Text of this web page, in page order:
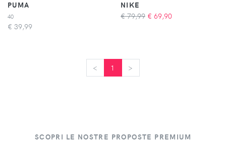
PUMA
40
€ 39,99
NIKE
€ 79,99 € 69,90
< 1 >
SCOPRI LE NOSTRE PROPOSTE PREMIUM